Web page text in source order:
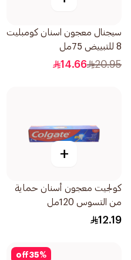
سيجنال معجون اسنان كومبليت
8 للتبييض 75مل
20.95
14.66
+
كولجيت معجون أسنان حماية
من التسوس 120مل
12.19
35%
off